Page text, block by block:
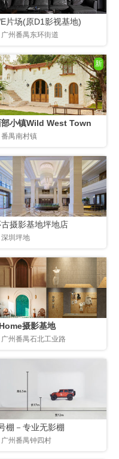
片场(原D1影视基地)
广州番禺东环街道
新
部小镇Wild West Town
番禺南村镇
摄影基地坪地店
深圳坪地
摄影基地
广州番禺石北工业路
棚－专业无影棚
广州番禺钟四村